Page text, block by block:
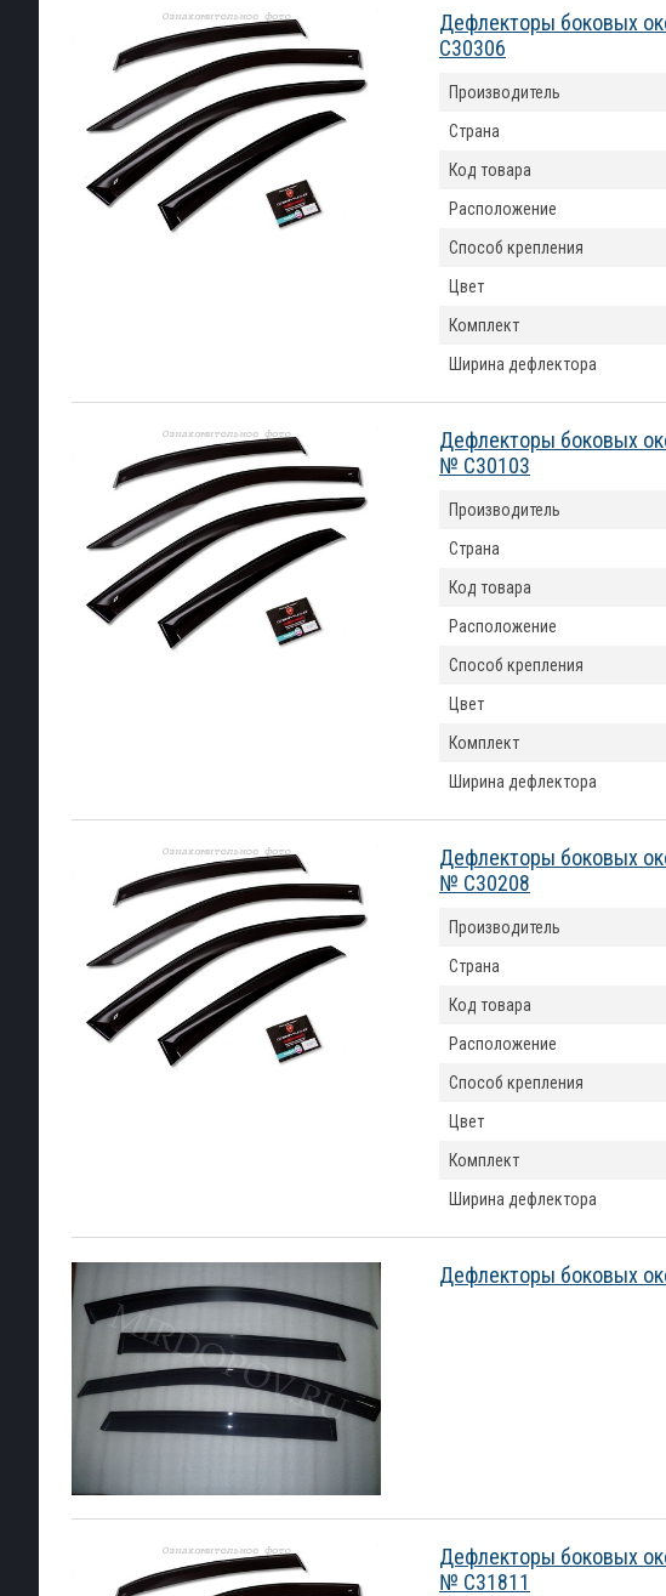
Дефлекторы боковых
C30306
Производитель
Страна
Код товара
Расположение
Способ крепления
Цвет
Комплект
Ширина дефлектора
Дефлекторы боковых
№ C30103
Производитель
Страна
Код товара
Расположение
Способ крепления
Цвет
Комплект
Ширина дефлектора
Дефлекторы боковых
№ C30208
Производитель
Страна
Код товара
Расположение
Способ крепления
Цвет
Комплект
Ширина дефлектора
Дефлекторы боковых
Дефлекторы боковых
№ C31811